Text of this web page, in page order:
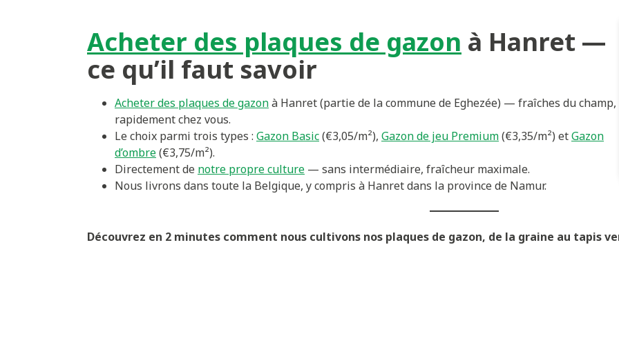
Acheter des plaques de gazon à Hanret —
ce qu’il faut savoir
Acheter des plaques de gazonà Hanret (partie de la commune de Eghezée) — fraîches du champ,
rapidement chez vous.
Le choix parmi trois types : Gazon Basic(€3,05/m²), Gazon de jeu Premium(€3,35/m²) etGazon
d’ombre(€3,75/m²).
Directement de notre propre culture — sans intermédiaire, fraîcheur maximale.
Nous livrons dans toute la Belgique, y compris à Hanret dans la province de Namur.
Découvrez en 2 minutes comment nous cultivons nos plaques de gazon, de la graine au tapis